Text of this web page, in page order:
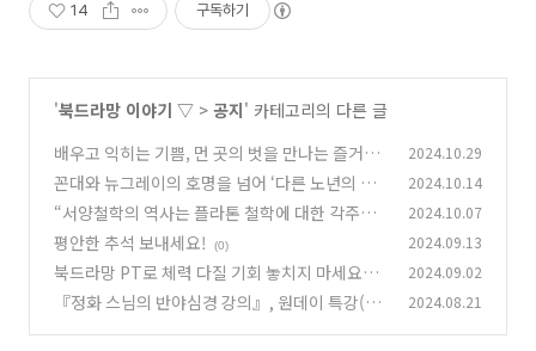
14 구독하기
'북드라망 이야기 ▽ > 공지' 카테고리의 다른 글
배우고 익히는 기쁨, 먼 곳의 벗을 만나는 즐거움,
남이 알아주지 않아도 서운해하지 않는 군자됨을
배웁니다―북플러스 유니버스 『논어』 강독-강
2024.10.29
꼰대와 뉴그레이의 호명을 넘어 ‘다른 노년의 탄
생’에 대한 이야기―『한뼘 양생』 저자 강연회
가 열립니다(오프라인, 서울 정동)!
2024.10.14
“서양철학의 역사는 플라톤 철학에 대한 각주에
불과하다”?―플라톤을 직접 만나 볼 강의, 『국
가』 강독-강의
(0)
2024.10.07
평안한 추석 보내세요! (0) 2024.09.13
북드라망 PT로 체력 다질 기회 놓치지 마세요~!
Philosophy Training으로 사유의 체력을 키워
2024.09.02
『정화 스님의 반야심경 강의』, 원데이 특강(오
2024.08.21